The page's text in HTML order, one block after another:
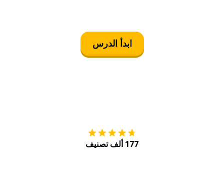
ابدأ الدرس
177 ألف تصنيف